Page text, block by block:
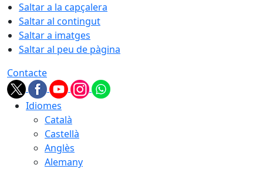
Saltar a la capçalera
Saltar al contingut
Saltar a imatges
Saltar al peu de pàgina
Contacte
Idiomes
Català
Castellà
Anglès
Alemany